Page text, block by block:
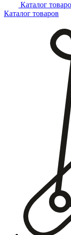
Каталог
Каталог товаров